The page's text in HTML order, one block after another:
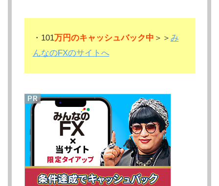
・101万円のキャッシュバック中 ＞＞ み
んなのFXのサイトへ